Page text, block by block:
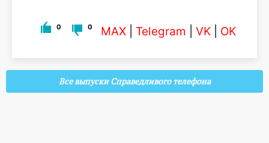
0 0 MAX Telegram VK OK
Все выпуски Справедливого телефона